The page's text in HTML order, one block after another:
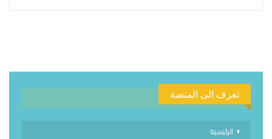
تعرف الى المنصة
الرئيسية